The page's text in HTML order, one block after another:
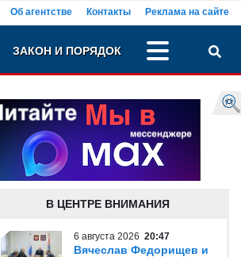
Об агентстве Контакты Реклама на сайте
ЗАКОН И ПОРЯДОК
В ЦЕНТРЕ ВНИМАНИЯ
6 августа 2026 20:47
Вячеслав Федорищев и